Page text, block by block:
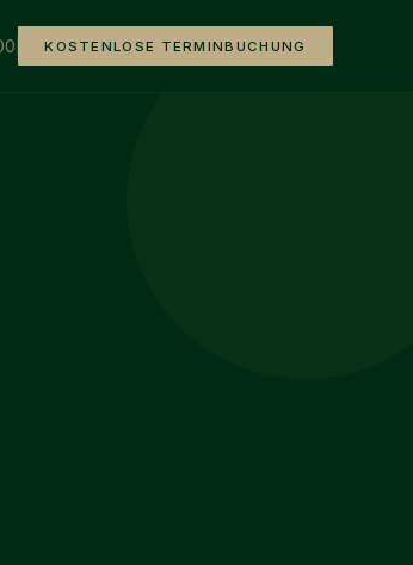
KOSTENLOSE TERMINBUCHUNG